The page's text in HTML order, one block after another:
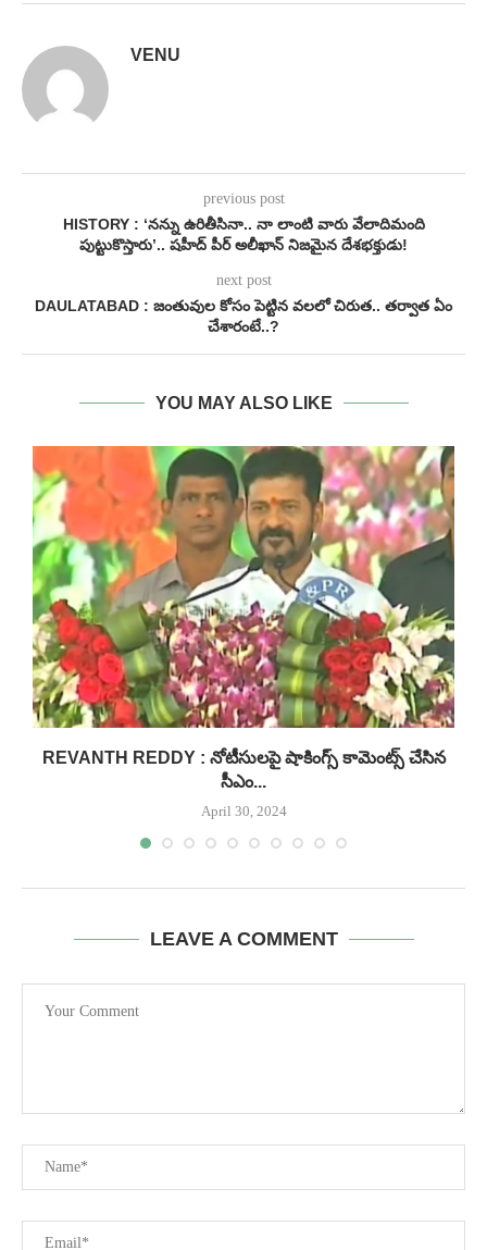
VENU
previous post
HISTORY : ‘నన్ను ఉరితీసినా.. నా లాంటి వారు వేలాదిమంది
పుట్టుకొస్తారు’.. షహీద్ పీర్ అలీఖాన్ నిజమైన దేశభక్తుడు!
next post
DAULATABAD : జంతువుల కోసం పెట్టిన వలలో చిరుత.. తర్వాత ఏం
చేశారంటే..?
YOU MAY ALSO LIKE
REVANTH REDDY : నోటీసులపై షాకింగ్స్ కామెంట్స్ చేసిన
సీఎం...
April 30, 2024
LEAVE A COMMENT